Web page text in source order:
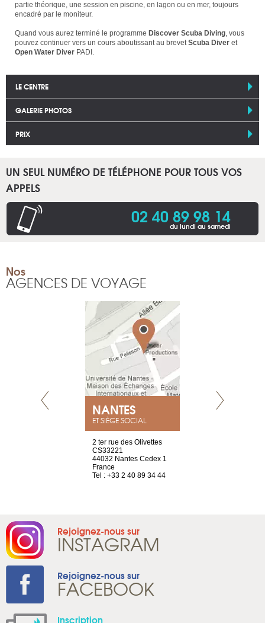
partie théorique, une session en piscine, en lagon ou en mer, toujours
encadré par le moniteur.
Quand vous aurez terminé le programme Discover Scuba Diving, vous
pouvez continuer vers un cours aboutissant au brevetScuba Diver et
Open Water Diver PADI.
LE CENTRE
GALERIE PHOTOS
PRIX
UN SEUL NUMÉRO DE TÉLÉPHONE POUR TOUS VOS
APPELS
02 40 89 98 14
du lundi au samedi
Nos
AGENCES DE VOYAGE
NANTES
ET SIÈGE SOCIAL
2 ter rue des Olivettes
CS33221
44032 Nantes Cedex 1
France
Tel : +33 2 40 89 34 44
Rejoignez-nous sur
INSTAGRAM
Rejoignez-nous sur
FACEBOOK
Inscription